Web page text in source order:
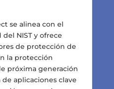
se alinea con el
NIST y ofrece
de protección de
la protección
próxima generación
aplicaciones clave